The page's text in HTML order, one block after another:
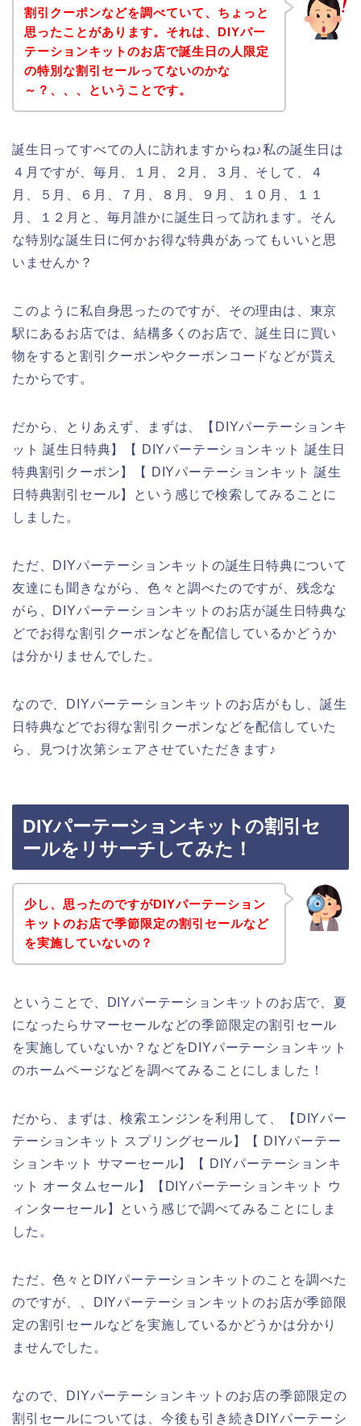
割引クーポンなどを調べていて、ちょっと
思ったことがあります。それは、DIYパー
テーションキットのお店で誕生日の人限定
の特別な割引セールってないのかな
～？、、、ということです。
誕生日ってすべての人に訪れますからね♪私の誕生日は
４月ですが、毎月、１月、２月、３月、そして、４
月、５月、６月、７月、８月、９月、１０月、１１
月、１２月と、毎月誰かに誕生日って訪れます。そん
な特別な誕生日に何かお得な特典があってもいいと思
いませんか？
このように私自身思ったのですが、その理由は、東京
駅にあるお店では、結構多くのお店で、誕生日に買い
物をすると割引クーポンやクーポンコードなどが貰え
たからです。
だから、とりあえず、まずは、【DIYパーテーションキ
ット 誕生日特典】【 DIYパーテーションキット 誕生日
特典割引クーポン】【 DIYパーテーションキット 誕生
日特典割引セール】という感じで検索してみることに
しました。
ただ、DIYパーテーションキットの誕生日特典について
友達にも聞きながら、色々と調べたのですが、残念な
がら、DIYパーテーションキットのお店が誕生日特典な
どでお得な割引クーポンなどを配信しているかどうか
は分かりませんでした。
なので、DIYパーテーションキットのお店がもし、誕生
日特典などでお得な割引クーポンなどを配信していた
ら、見つけ次第シェアさせていただきます♪
DIYパーテーションキットの割引セ
ールをリサーチしてみた！
少し、思ったのですがDIYパーテーション
キットのお店で季節限定の割引セールなど
を実施していないの？
ということで、DIYパーテーションキットのお店で、夏
になったらサマーセールなどの季節限定の割引セール
を実施していないか？などをDIYパーテーションキット
のホームページなどを調べてみることにしました！
だから、まずは、検索エンジンを利用して、【DIYパー
テーションキット スプリングセール】【 DIYパーテー
ションキット サマーセール】【 DIYパーテーションキ
ット オータムセール】【DIYパーテーションキット ウ
ィンターセール】という感じで調べてみることにしま
した。
ただ、色々とDIYパーテーションキットのことを調べた
のですが、、DIYパーテーションキットのお店が季節限
定の割引セールなどを実施しているかどうかは分かり
ませんでした。
なので、DIYパーテーションキットのお店の季節限定の
割引セールについては、今後も引き続きDIYパーテーシ